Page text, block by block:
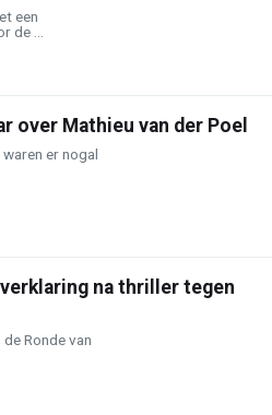
een
...
over Mathieu van der Poel
er nogal
na thriller tegen
Ronde van